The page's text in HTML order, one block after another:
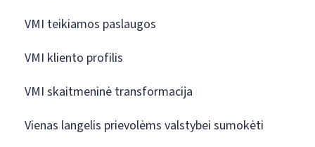
VMI teikiamos paslaugos
VMI kliento profilis
VMI skaitmeninė transformacija
Vienas langelis prievolėms valstybei sumokėti